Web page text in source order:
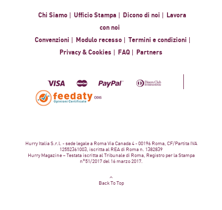
Chi Siamo Ufficio Stampa Dicono di noi
Lavora
con noi
Convenzioni
Modulo recesso
Termini e condizioni
Privacy & Cookies
FAQ Partners
Hurry Italia S.r.l. - sede legale a Roma Via Canada 4 - 00196 Roma, CF/Partita IVA
12552361003, iscritta al REA di Roma n. 1382839
Hurry Magazine – Testata iscritta al Tribunale di Roma, Registro per la Stampa
n°51/2017 del 16 marzo 2017.
Back To Top